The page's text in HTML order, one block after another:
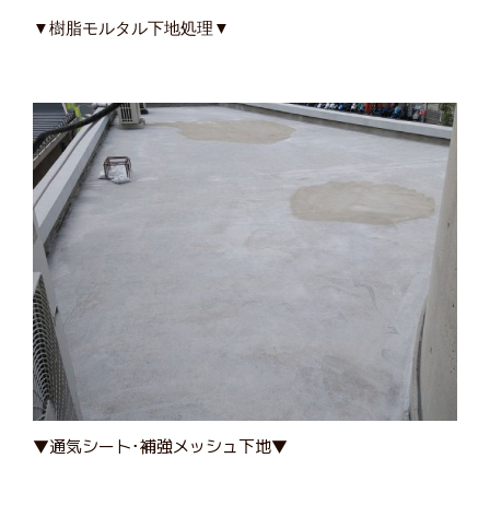
▼樹脂モルタル下地処理▼
▼通気シート･補強メッシュ下地▼